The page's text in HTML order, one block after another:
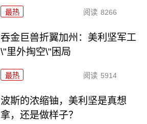
最热 阅读 8266
吞金巨兽折翼加州：美利坚军工
\"里外掏空\"困局
最热 阅读 5914
波斯的浓缩铀，美利坚是真想
拿，还是做样子？